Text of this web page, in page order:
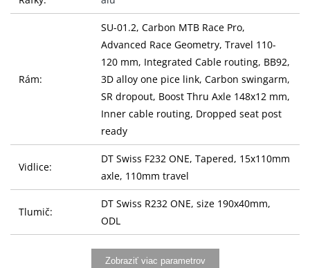
Rám:
SU-01.2, Carbon MTB Race Pro,
Advanced Race Geometry, Travel 110-
120 mm, Integrated Cable routing, BB92,
3D alloy one pice link, Carbon swingarm,
SR dropout, Boost Thru Axle 148x12 mm,
Inner cable routing, Dropped seat post
ready
Vidlice:
DT Swiss F232 ONE, Tapered, 15x110mm
axle, 110mm travel
Tlumič:
DT Swiss R232 ONE, size 190x40mm,
ODL
ONE Race, Alloy, 5mm rise, 31.8mm
Zobraziť viac parametrov